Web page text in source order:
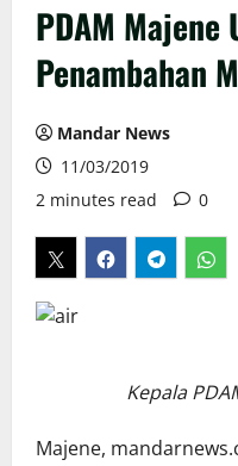
PDAM
Penambahan
Mandar News
11/03/2019
2 minutes read
0
Kepala
Majene,